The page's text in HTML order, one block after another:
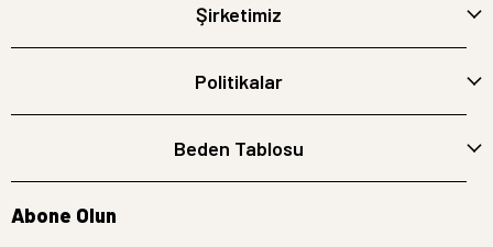
Şirketimiz
Politikalar
Beden Tablosu
Abone Olun